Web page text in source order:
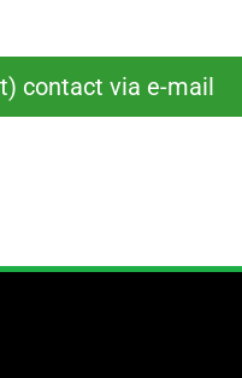
contact via e-mail